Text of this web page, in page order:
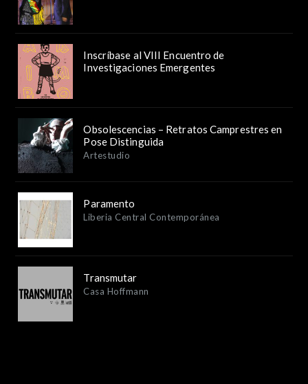
Inscríbase al VIII Encuentro de
Investigaciones Emergentes
Obsolescencias – Retratos Camprestres en
Pose Distinguida
Artestudio
Paramento
Liberia Central Contemporánea
Transmutar
Casa Hoffmann